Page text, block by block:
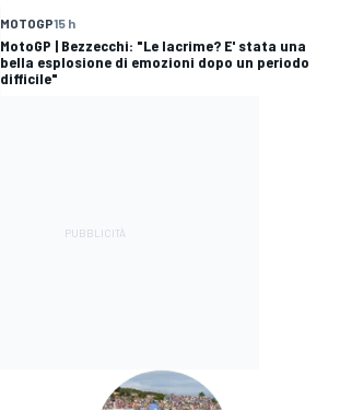
MOTOGP15 h
MotoGP | Bezzecchi: "Le lacrime? E' stata una
bella esplosione di emozioni dopo un periodo
difficile"